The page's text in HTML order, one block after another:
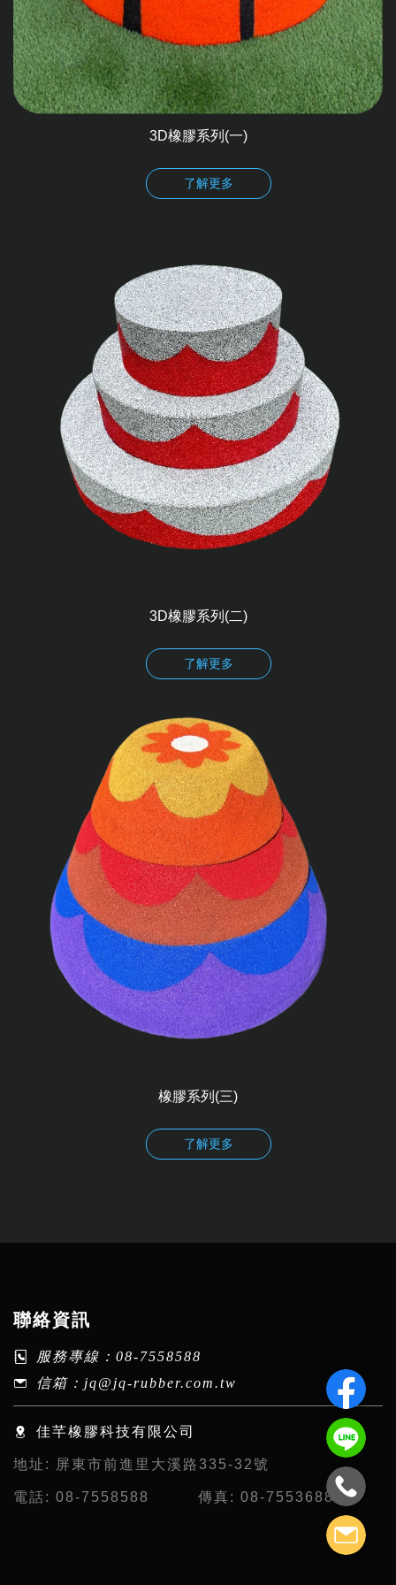
3D橡膠系列(一)
3D橡膠系列(二)
橡膠系列(三)
聯絡資訊
服務專線： 08-7558588
信箱： jq@jq-rubber.com.tw
佳芊橡膠科技有限公司
地址: 屏東市前進里大溪路335-32號
電話: 08-7558588 傳真: 08-7553688